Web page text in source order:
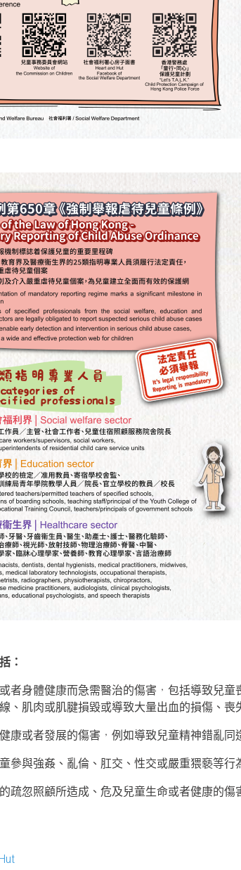
：
者身體健康而急需醫治的傷害，包括導致兒
、肌肉或肌腱損毀或導致大量出血的損傷、喪
康或者發展的傷害，例如導致兒童精神錯亂同
參與強姦、亂倫、肛交、性交或嚴重猥褻等行
疏忽照顧所造成、危及兒童生命或者健康的